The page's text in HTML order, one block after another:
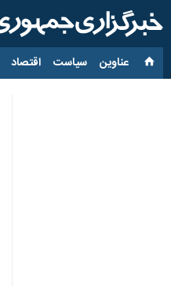
عناوین‌ سیاست اقتصاد